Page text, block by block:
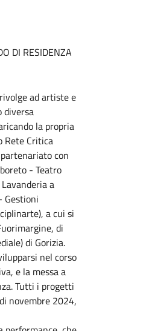
DI RESIDENZA
ad artiste e
diversa
la propria
Rete Critica
con
- Teatro
a
Gestioni
a cui si
di
di Gorizia.
nel corso
e la messa a
Tutti i progetti
novembre 2024,